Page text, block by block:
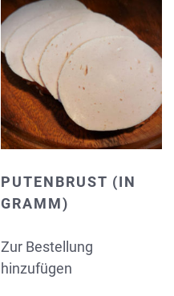
PUTENBRUST (IN
GRAMM)
Zur Bestellung
hinzufügen